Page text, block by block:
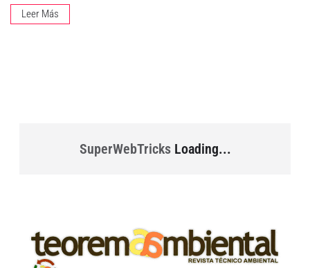
Leer Más
SuperWebTricksLoading...